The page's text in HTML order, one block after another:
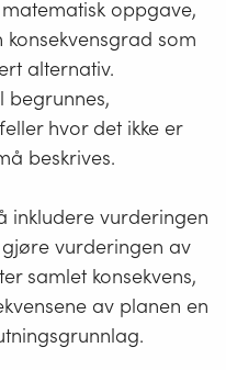
oppgave,
som
alternativ.
begrunnes,
hvor det ikke er
beskrives.
inkludere vurderingen
vurderingen av
samlet konsekvens,
av planen en